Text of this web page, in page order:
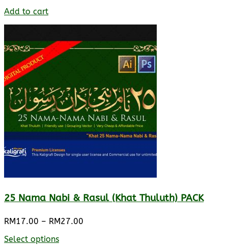
Add to cart
25 Nama Nabi & Rasul (Khat Thuluth) PACK
RM17.00 – RM27.00
Select options